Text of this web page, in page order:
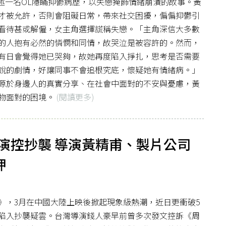
被允許，否則會阻礙日常，帶來社交困擾，偏偏抑鬱引
待甚或解僱，女主角選擇謊稱失戀。「主角深信大多數
抱有必然的憐憫和同情，故哭泣是被容許的。然而，
日會覺得她已哭夠，故她再度陷入掙扎，思考是否需要
劇情，好讓同事不會追根究底，懷疑她有情緒病。」
於身邊人的真實分享、在社會中面對的不安與憂慮，黃
面對的困境。 (閱讀更多)
控抄襲 導演黃精甫、製片公司
，3月在中國大陸上映後掀起現象級熱潮，近日更衝破5
入抄襲疑雲。台灣導演錢人豪早前曾多次發文控訴《周